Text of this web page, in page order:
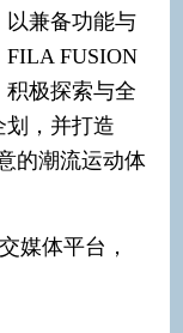
以兼备功能与
FUSION
极探索与全
划，并打造
的潮流运动体
媒体平台，